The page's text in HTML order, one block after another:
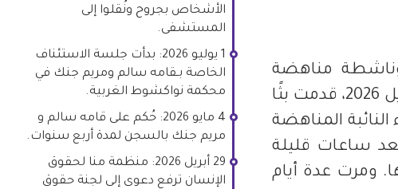
وناشطة مناهضة
للعبودية ملتزمة بحقوق الإنسان. في 10 أبريل 2026، قدمت بثًا
المناهضة
ساعات قليلة
ومرت عدة أيام
الأشخاص بجروح ونُقلوا إلى
المستشفى.
1 يوليو 2026: بدأت جلسة الاستئناف
الخاصة بـقامه سالم ومريم جنك في
محكمة نواكشوط الغربية.
4 مايو 2026: حُكم على قامه سالم و
مريم جنك بالسجن لمدة أربع سنوات.
29 أبريل 2026: منظمة منا لحقوق
الإنسان ترفع دعوى إلى لجنة حقوق